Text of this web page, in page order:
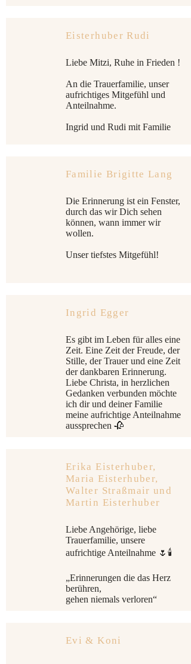
Eisterhuber Rudi
Liebe Mitzi, Ruhe in Frieden !
An die Trauerfamilie, unser
aufrichtiges Mitgefühl und
Anteilnahme.
Ingrid und Rudi mit Familie
Familie Brigitte Lang
Die Erinnerung ist ein Fenster,
durch das wir Dich sehen
können, wann immer wir
wollen.
Unser tiefstes Mitgefühl!
Ingrid Egger
Es gibt im Leben für alles eine
Zeit. Eine Zeit der Freude, der
Stille, der Trauer und eine Zeit
der dankbaren Erinnerung.
Liebe Christa, in herzlichen
Gedanken verbunden möchte
ich dir und deiner Familie
meine aufrichtige Anteilnahme
aussprechen 🥀
Erika Eisterhuber,
Maria Eisterhuber,
Walter Straßmair und
Martin Eisterhuber
Liebe Angehörige, liebe
Trauerfamilie, unsere
aufrichtige Anteilnahme 🌷🕯️
„Erinnerungen die das Herz
berühren,
gehen niemals verloren“
Evi & Koni